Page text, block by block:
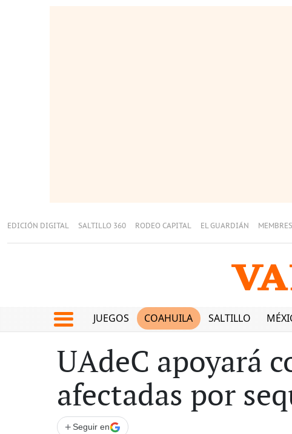
EDICIÓN DIGITAL SALTILLO 360 RODEO CAPITAL EL GUARDIÁN
JUEGOS COAHUILA SALTILLO
UAdeC apoyará
afectadas por
+ Seguir en